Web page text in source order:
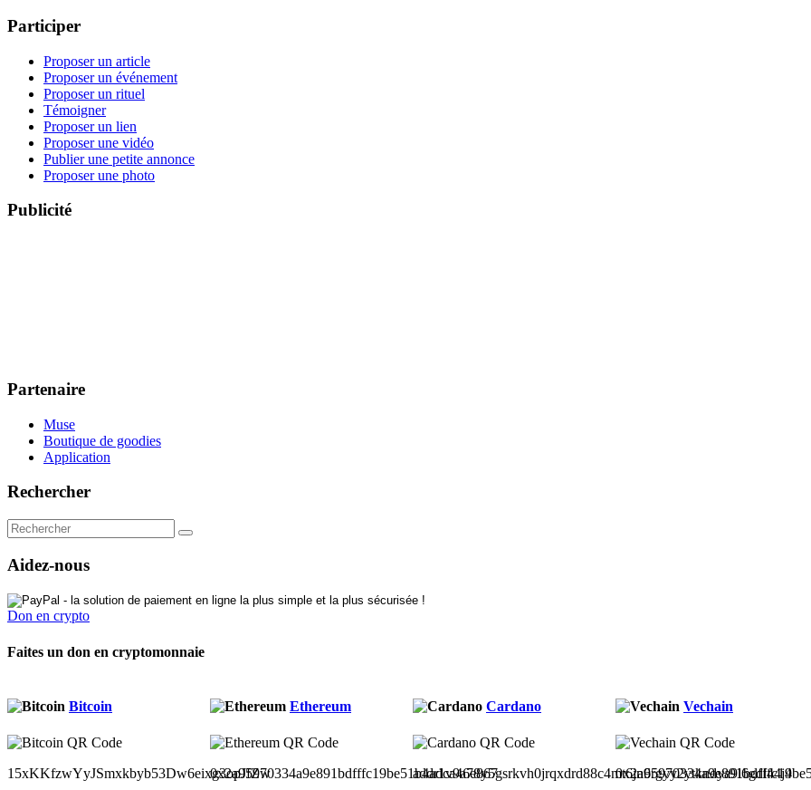
Participer
Proposer un article
Proposer un événement
Proposer un rituel
Témoigner
Proposer un lien
Proposer une vidéo
Publier une petite annonce
Proposer une photo
Publicité
Partenaire
Muse
Boutique de goodies
Application
Rechercher
Aidez-nous
Don en crypto
Faites un don en cryptomonnaie
Bitcoin
15xKKfzwYyJSmxkbyb53Dw6eixg3opJfZw
Ethereum
0x2a95970334a9e891bdfffc19be51b4adca46e867
Cardano
addr1v9a78y5gsrkvh0jrqxdrd88c4mt6jn6rgyy2ytkndya9l6gdl44j4
Vechain